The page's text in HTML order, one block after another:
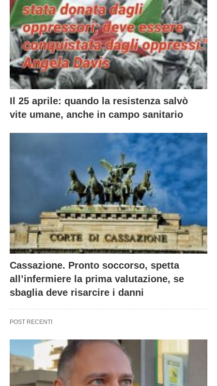
Il 25 aprile: quando la resistenza salvò
vite umane, anche in campo sanitario
Cassazione. Pronto soccorso, spetta
all’infermiere la prima valutazione, se
sbaglia deve risarcire i danni
POST RECENTI